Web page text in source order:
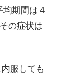
期間は４
の症状は
服しても